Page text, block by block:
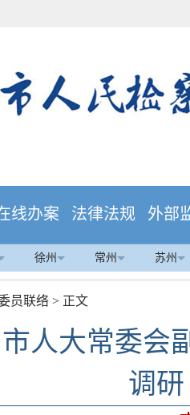
线办案 法律法规 外部
徐州 常州 苏州
员联络 > 正文
人大常委会
调研